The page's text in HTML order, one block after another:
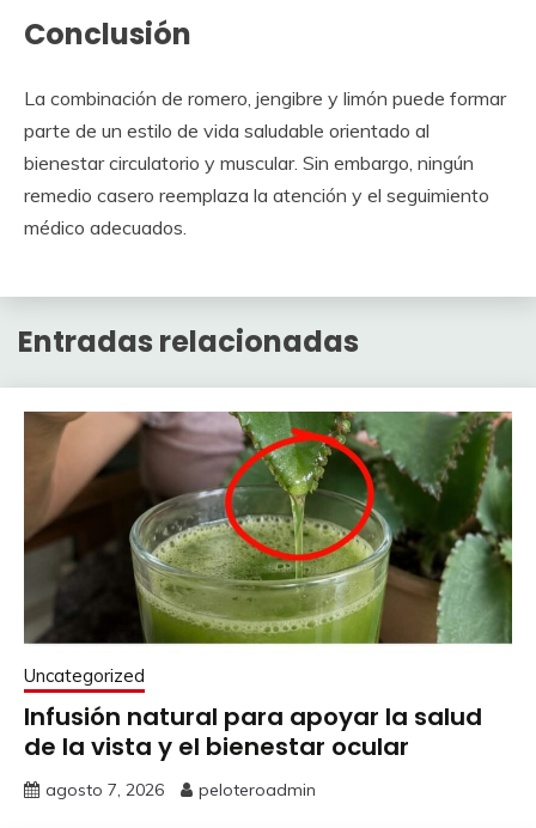
Conclusión
La combinación de romero, jengibre y limón puede formar
parte de un estilo de vida saludable orientado al
bienestar circulatorio y muscular. Sin embargo, ningún
remedio casero reemplaza la atención y el seguimiento
médico adecuados.
Entradas relacionadas
Uncategorized
Infusión natural para apoyar la salud
de la vista y el bienestar ocular
agosto 7, 2026 peloteroadmin